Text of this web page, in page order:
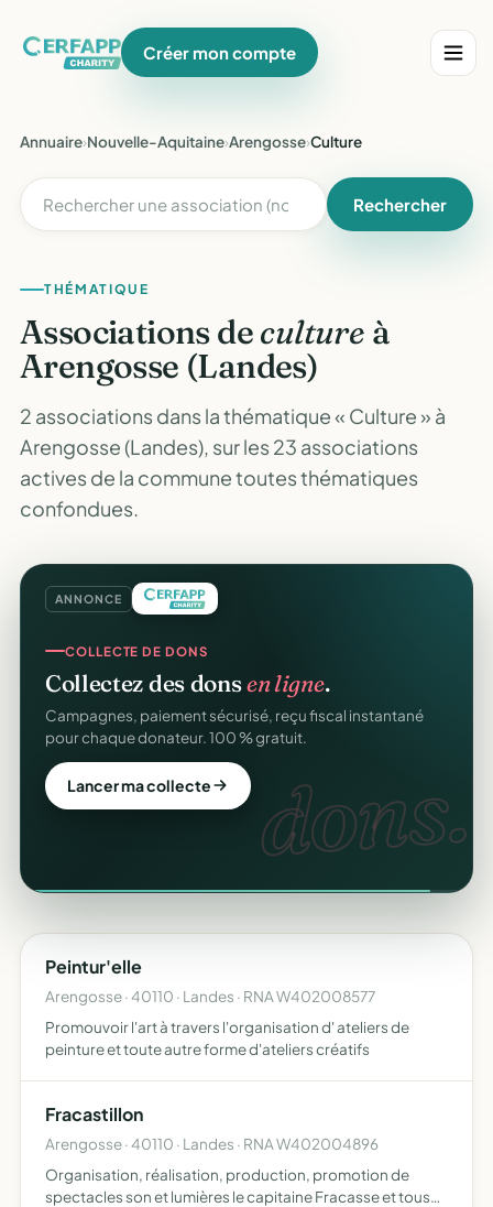
Créer mon compte
Annuaire›Nouvelle-Aquitaine›Arengosse›Culture
Rechercher
THÉMATIQUE
Associations deculture à
Arengosse (Landes)
2 associations dans la thématique « Culture » à
Arengosse (Landes), sur les 23 associations
actives de la commune toutes thématiques
confondues.
ANNONCE
dons.
COLLECTE DE DONS
Collectez des donsen ligne.
Campagnes, paiement sécurisé, reçu fiscal instantané
pour chaque donateur. 100 % gratuit.
Lancer ma collecte
Peintur'elle
Arengosse · 40110 · Landes · RNA W402008577
Promouvoir l'art à travers l'organisation d' ateliers de
peinture et toute autre forme d'ateliers créatifs
Fracastillon
Arengosse · 40110 · Landes · RNA W402004896
Organisation, réalisation, production, promotion de
spectacles son et lumières le capitaine Fracasse et tous